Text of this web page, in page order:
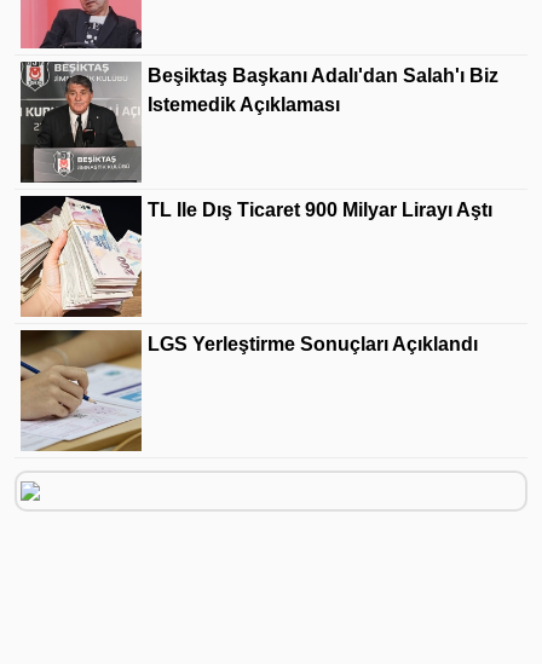
Beşiktaş Başkanı Adalı'dan Salah'ı Biz
Istemedik Açıklaması
TL Ile Dış Ticaret 900 Milyar Lirayı Aştı
LGS Yerleştirme Sonuçları Açıklandı